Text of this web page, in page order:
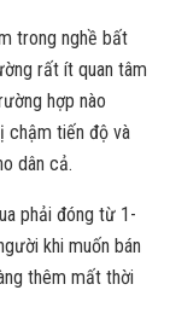
trong nghề bất
rất ít quan tâm
hợp nào
chậm tiến độ và
dân cả.
phải đóng từ 1-
khi muốn bán
thêm mất thời